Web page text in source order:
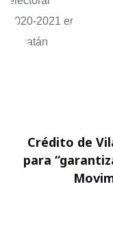
Crédito de
para